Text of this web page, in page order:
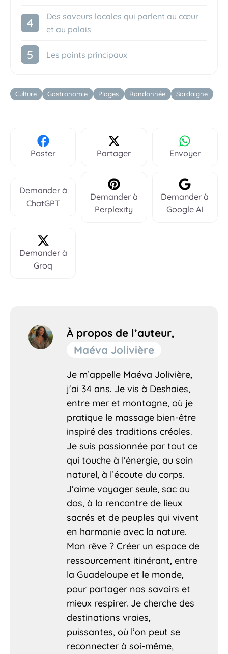
Des saveurs locales qui parlent au cœur
et au palais
Les points principaux
Étiquettes
Culture Gastronomie Plages Randonnée Sardaigne
Poster Partager Envoyer
Demander à
ChatGPT
Demander à
Perplexity
Demander à
Google AI
Demander à
Groq
À propos de l’auteur,
Maéva Jolivière
Je m’appelle Maéva Jolivière,
j'ai 34 ans. Je vis à Deshaies,
entre mer et montagne, où je
pratique le massage bien-être
inspiré des traditions créoles.
Je suis passionnée par tout ce
qui touche à l’énergie, au soin
naturel, à l’écoute du corps.
J’aime voyager seule, sac au
dos, à la rencontre de lieux
sacrés et de peuples qui vivent
en harmonie avec la nature.
Mon rêve ? Créer un espace de
ressourcement itinérant, entre
la Guadeloupe et le monde,
pour partager nos savoirs et
mieux respirer. Je cherche des
destinations vraies,
puissantes, où l’on peut se
reconnecter à soi-même,